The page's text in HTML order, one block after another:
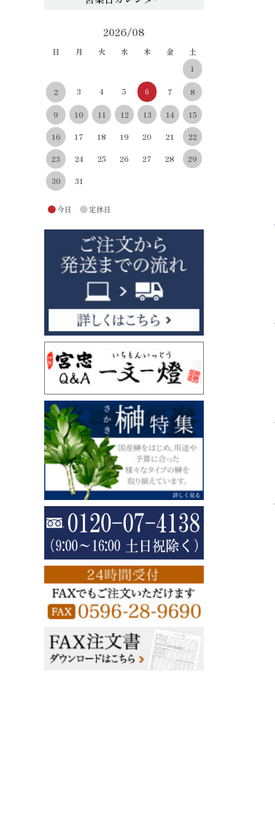
2026/08
日 月 火 水 木 金
土
1
2 3 4 5 6 7 8
9 10 11 12 13 14 15
16 17 18 19 20 21 22
23 24 25 26 27 28 29
30 31
●今日 ●定休日